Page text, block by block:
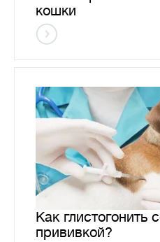
кошки
Как глистогонить
прививкой?